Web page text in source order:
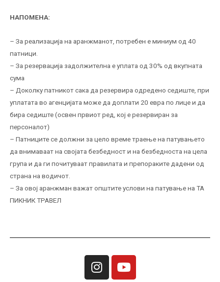
НАПОМЕНА:
– За реализација на аранжманот, потребен е миниум од 40
патници.
– За резервација задолжителна е уплата од 30% од вкупната
сума
– Доколку патникот сака да резервира одредено седиште, при
уплатата во агенцијата може да доплати 20 евра по лице и да
бира седиште (освен првиот ред, кој е резервиран за
персоналот)
– Патниците се должни за цело време траење на патувањето
да внимаваат на својата безбедност и на безбедноста на цела
група и да ги почитуваат правилата и препораките дадени од
страна на водичот.
– За овој аранжман важат општите услови на патување на ТА
ПИКНИК ТРАВЕЛ